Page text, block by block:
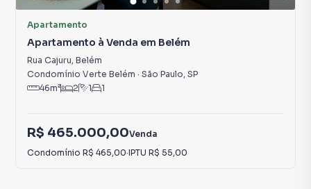
Apartamento
Apartamento à Venda em Belém
Rua Cajuru, Belém
Condomínio Verte Belém · São Paulo, SP
46m² 2 1 1
R$ 465.000,00Venda
Condomínio R$ 465,00·IPTU R$ 55,00